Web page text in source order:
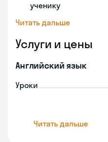
ученику
Читать дальше
Услуги и цены
Английский язык
Уроки
Читать дальше